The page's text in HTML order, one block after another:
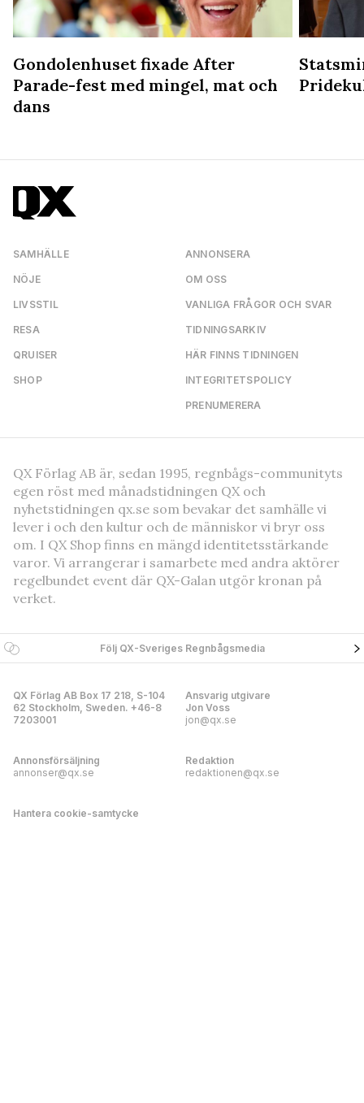
Gondolenhuset fixade After
Parade-fest med mingel, mat och
dans
SAMHÄLLE
NÖJE
LIVSSTIL
RESA
QRUISER
SHOP
ANNONSERA
OM OSS
VANLIGA FRÅGOR OCH SVAR
TIDNINGSARKIV
HÄR FINNS TIDNINGEN
INTEGRITETSPOLICY
PRENUMERERA
QX Förlag AB är, sedan 1995, regnbågs-communityts
egen röst med månadstidningen QX och
nyhetstidningen qx.se som bevakar det samhälle vi
lever i och den kultur och de människor vi bryr oss
om. I QX Shop finns en mängd identitetsstärkande
varor. Vi arrangerar i samarbete med andra aktörer
regelbundet event där QX-Galan utgör kronan på
verket.
Följ QX-Sveriges Regnbågsmedia
QX Förlag AB Box 17 218, S-104
62 Stockholm, Sweden. +46-8
7203001
Ansvarig utgivare
Jon Voss
jon@qx.se
Annonsförsäljning
annonser@qx.se
Redaktion
redaktionen@qx.se
Hantera cookie-samtycke